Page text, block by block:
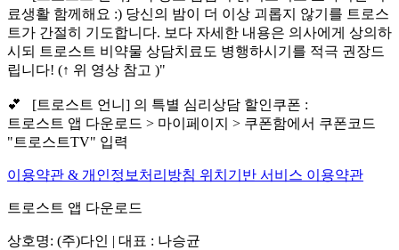
료생활 함께해요 :) 당신의 밤이 더 이상 괴롭지 않기를 트로스
트가 간절히 기도합니다. 보다 자세한 내용은 의사에게 상의하
시되 트로스트 비약물 상담치료도 병행하시기를 적극 권장드
립니다! (↑ 위 영상 참고 )"
💕 [트로스트 언니] 의 특별 심리상담 할인쿠폰 :
트로스트 앱 다운로드 > 마이페이지 > 쿠폰함에서 쿠폰코드
"트로스트TV" 입력
이용약관 & 개인정보처리방침 위치기반 서비스 이용약관
트로스트 앱 다운로드
상호명: (주)다인 | 대표 : 나승균